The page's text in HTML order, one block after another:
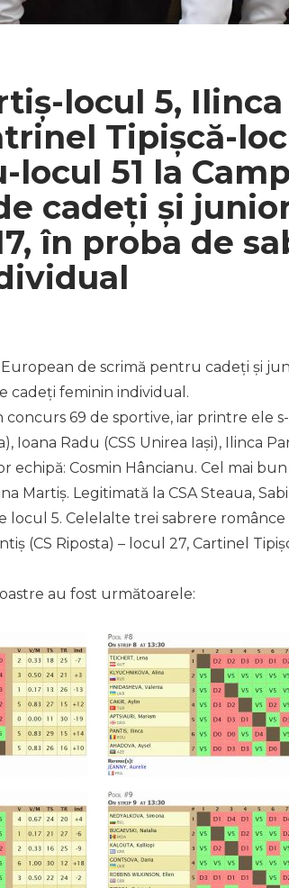
locul 5,
Tipișcă-
locul 51 la
cadeți și
în proba de
de scrimă pentru cadeți și
cadeți feminin individual.
concurs 69 de sportive, iar printre ele
Ioana Radu (CSS Unirea Iași), Ilinca
echipă: Cosmin Hâncianu. Cel mai
Martiș. Legitimată la CSA Steaua,
locul 5. Celelalte trei sabrere
(CS Riposta) – locul 27, Cartinel
au fost următoarele: